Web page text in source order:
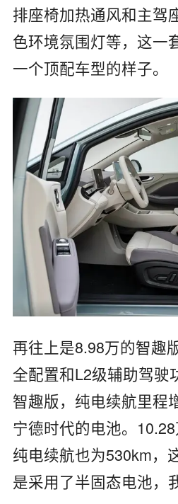
排座椅加热通风和主驾
色环境氛围灯等，这一
一个顶配车型的样子。
再往上是8.98万的智趣
全配置和L2级辅助驾驶
智趣版，纯电续航里程
宁德时代的电池。
纯电续航也为530km，
是采用了半固态电池，